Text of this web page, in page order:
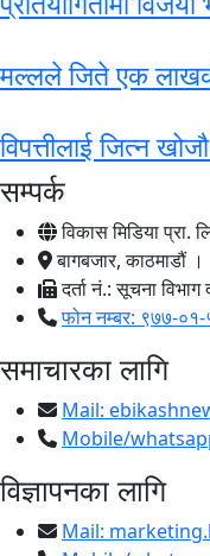
मल्लले जिते एक
विपत्तीलाई जित्न
सम्पर्क
विकास मिडिया प्रा.
बागबजार, काठमाडौं ।
दर्ता नं.: सूचना
फोन नम्बर: ९७७-
समाचारका लागि
Mail:
Mobile/
विज्ञापनका लागि
Mail: